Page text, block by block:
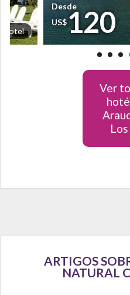
hotel
Desde
US$120
Ver
ARTIGOS
NATURAL